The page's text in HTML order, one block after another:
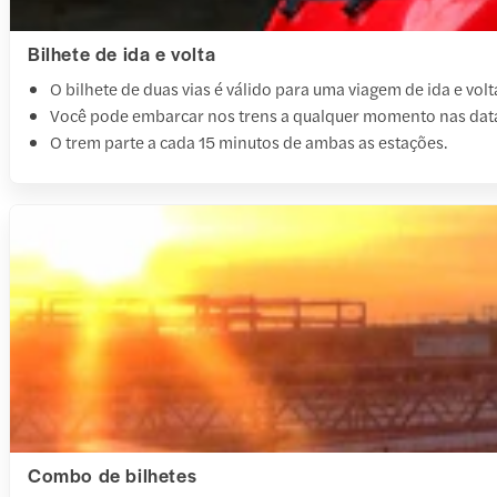
Bilhete de ida e volta
O bilhete de duas vias é válido para uma viagem de ida e
Você pode embarcar nos trens a qualquer momento nas
O trem parte a cada 15 minutos de ambas as estações.
Combo de bilhetes